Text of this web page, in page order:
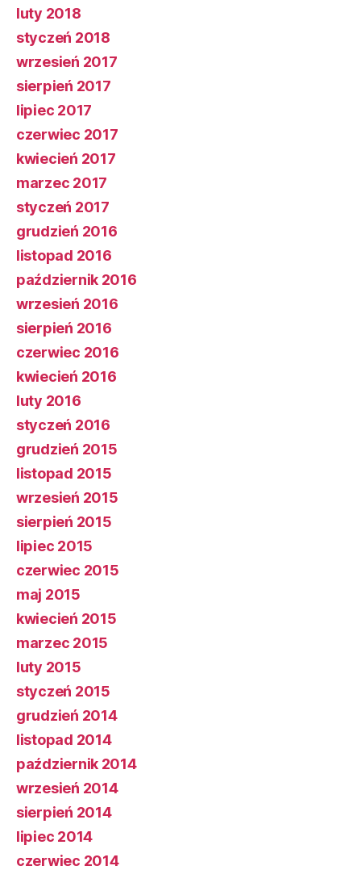
luty 2018
styczeń 2018
wrzesień 2017
sierpień 2017
lipiec 2017
czerwiec 2017
kwiecień 2017
marzec 2017
styczeń 2017
grudzień 2016
listopad 2016
październik 2016
wrzesień 2016
sierpień 2016
czerwiec 2016
kwiecień 2016
luty 2016
styczeń 2016
grudzień 2015
listopad 2015
wrzesień 2015
sierpień 2015
lipiec 2015
czerwiec 2015
maj 2015
kwiecień 2015
marzec 2015
luty 2015
styczeń 2015
grudzień 2014
listopad 2014
październik 2014
wrzesień 2014
sierpień 2014
lipiec 2014
czerwiec 2014